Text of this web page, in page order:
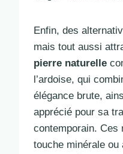
Enfin, des
mais tout aussi
pierre naturelle
l’ardoise, qui
élégance brute,
apprécié pour sa
contemporain. Ces
touche minérale